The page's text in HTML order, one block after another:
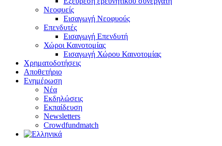
Νεοφυείς
Εισαγωγή Νεοφυούς
Επενδυτές
Εισαγωγή Επενδυτή
Χώροι Καινοτομίας
Εισαγωγή Χώρου Καινοτομίας
Χρηματοδοτήσεις
Αποθετήριο
Ενημέρωση
Νέα
Εκδηλώσεις
Εκπαίδευση
Newsletters
Crowdfundmatch